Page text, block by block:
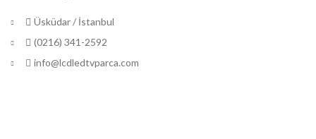
Üsküdar / İstanbul
(0216) 341-2592
info@lcdledtvparca.com